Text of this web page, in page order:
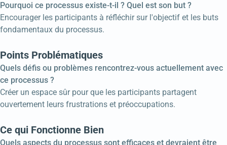
Pourquoi ce processus existe-t-il ? Quel est son but ?
Encourager les participants à réfléchir sur l'objectif et les buts
fondamentaux du processus.
Points Problématiques
Quels défis ou problèmes rencontrez-vous actuellement avec
ce processus ?
Créer un espace sûr pour que les participants partagent
ouvertement leurs frustrations et préoccupations.
Ce qui Fonctionne Bien
Quels aspects du processus sont efficaces et devraient être